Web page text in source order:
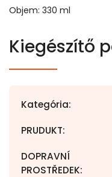
Objem: 330 ml
Kiegészítő
Kategória:
PRUDUKT:
DOPRAVNÍ
PROSTŘEDEK: